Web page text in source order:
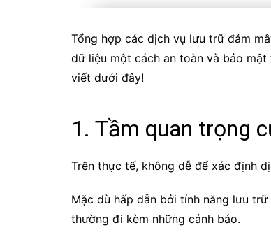
Tổng hợp các dịch vụ lưu trữ đám
dữ liệu một cách an toàn và bảo
viết dưới đây!
1. Tầm quan trọng
Trên thực tế, không dễ để xác định
Mặc dù hấp dẫn bởi tính năng lưu
thường đi kèm những cảnh báo.